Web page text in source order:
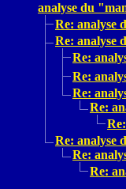
analyse du
Re: analyse
Re: analyse
Re:
Re:
Re:
Re:
Re: analyse
Re:
Re: